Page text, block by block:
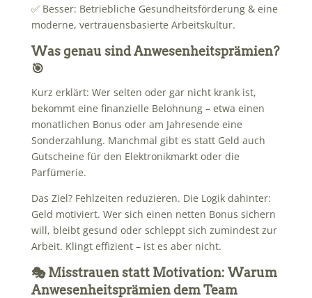
✅ Besser: Betriebliche Gesundheitsförderung & eine
moderne, vertrauensbasierte Arbeitskultur.
Was genau sind Anwesenheitsprämien?
🎯
Kurz erklärt: Wer selten oder gar nicht krank ist,
bekommt eine finanzielle Belohnung – etwa einen
monatlichen Bonus oder am Jahresende eine
Sonderzahlung. Manchmal gibt es statt Geld auch
Gutscheine für den Elektronikmarkt oder die
Parfümerie.
Das Ziel? Fehlzeiten reduzieren. Die Logik dahinter:
Geld motiviert. Wer sich einen netten Bonus sichern
will, bleibt gesund oder schleppt sich zumindest zur
Arbeit. Klingt effizient – ist es aber nicht.
🎭 Misstrauen statt Motivation: Warum
Anwesenheitsprämien dem Team